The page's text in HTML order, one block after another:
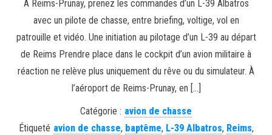
À Reims-Prunay, prenez les commandes d’un L-39 Albatros
avec un pilote de chasse, entre briefing, voltige, vol en
patrouille et vidéo. Une initiation au pilotage d’un L-39 au départ
de Reims Prendre place dans le cockpit d’un avion militaire à
réaction ne relève plus uniquement du rêve ou du simulateur. À
l’aéroport de Reims-Prunay, en […]
Catégorie : avion de chasse
Étiqueté avion de chasse, baptême, L-39 Albatros, Reims,